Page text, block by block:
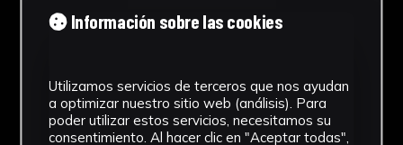
Tipología
Cronología
SF
Información sobre las cookies
Utilizamos servicios de terceros que nos ayudan
a optimizar nuestro sitio web (análisis). Para
poder utilizar estos servicios, necesitamos su
consentimiento. Al hacer clic en "Aceptar todas",